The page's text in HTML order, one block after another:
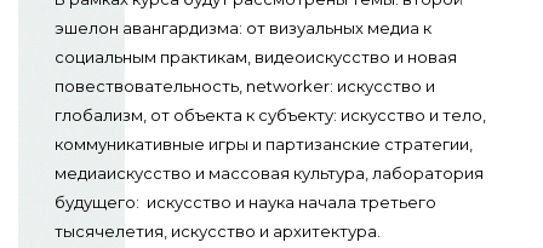
эшелон авангардизма: от визуальных медиа к
социальным практикам, видеоискусство и новая
повествовательность, networker: искусство и
глобализм, от объекта к субъекту: искусство и тело,
коммуникативные игры и партизанские стратегии,
медиаискусство и массовая культура, лаборатория
будущего: искусство и наука начала третьего
тысячелетия, искусство и архитектура.